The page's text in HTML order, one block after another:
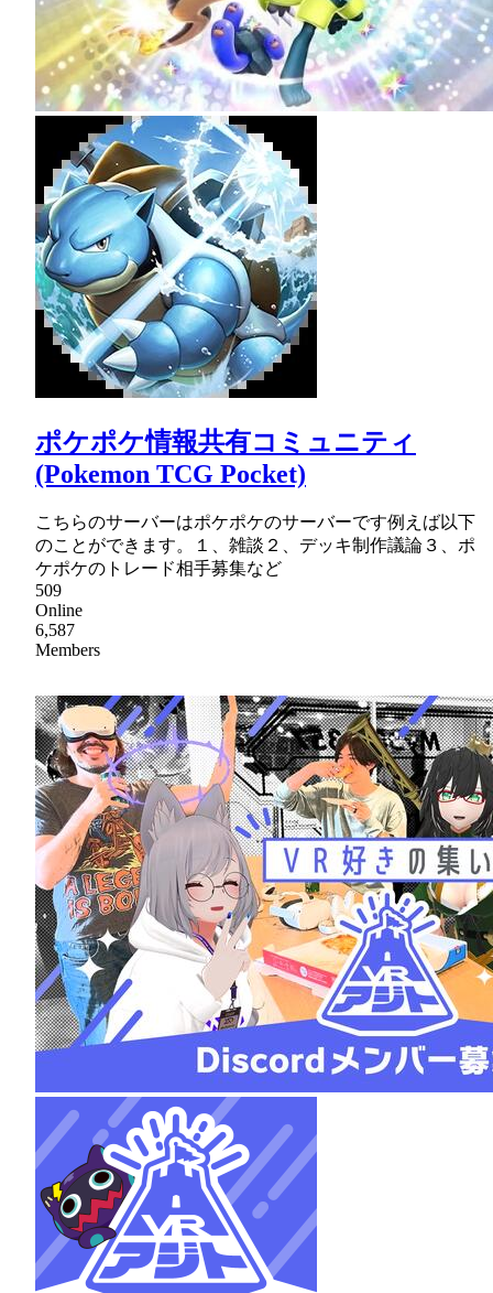
ポケポケ情報共有コミュニティ
(Pokemon TCG Pocket)
こちらのサーバーはポケポケのサーバーです例えば以下
のことができます。１、雑談２、デッキ制作議論３、ポ
ケポケのトレード相手募集など
509
Online
6,587
Members